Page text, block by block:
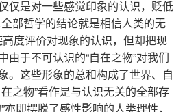
仅是对一些感觉印象的认识，贬低
部哲学的结论就是相信人类的无
度评价对现象的认识，但却把现
由于不可认识的“自在之物”对我们
。这些形象的总和构成了世界、自
之物”看作是与认识无关的全部存
即摆脱了感性影响的人类理性，